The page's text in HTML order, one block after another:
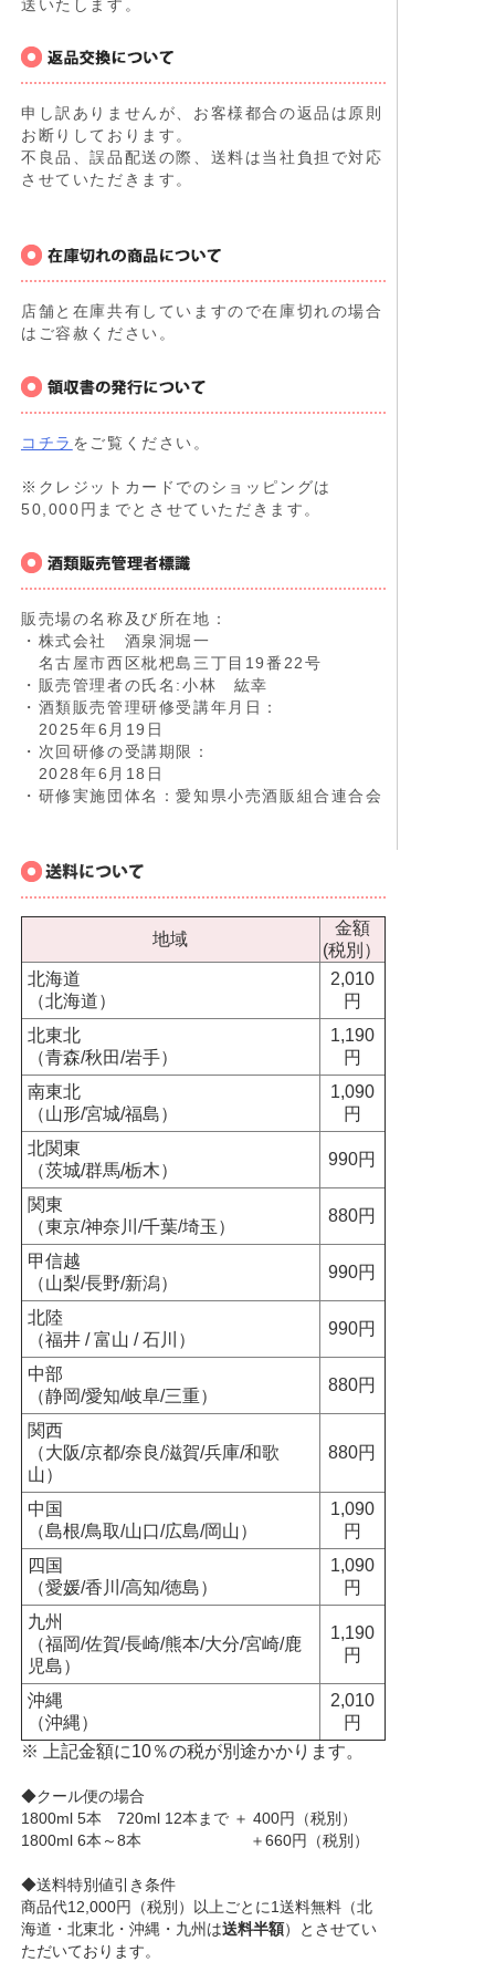
送いたします。
申し訳ありませんが、お客様都合の返品は原則
お断りしております。
不良品、誤品配送の際、送料は当社負担で対応
させていただきます。
店舗と在庫共有していますので在庫切れの場合
はご容赦ください。
コチラ をご覧ください。
※クレジットカードでのショッピングは
50,000円までとさせていただきます。
販売場の名称及び所在地：
・株式会社 酒泉洞堀一
名古屋市西区枇杷島三丁目19番22号
・販売管理者の氏名:小林 紘幸
・酒類販売管理研修受講年月日：
2025年6月19日
・次回研修の受講期限：
2028年6月18日
・研修実施団体名：愛知県小売酒販組合連合会
地域
金額
(税別）
北海道
（北海道）
2,010
円
北東北
（青森/秋田/岩手）
1,190
円
南東北
（山形/宮城/福島）
1,090
円
北関東
（茨城/群馬/栃木）
990円
関東
（東京/神奈川/千葉/埼玉）
880円
甲信越
（山梨/長野/新潟）
990円
北陸
（福井 / 富山 / 石川）
990円
中部
（静岡/愛知/岐阜/三重）
880円
関西
（大阪/京都/奈良/滋賀/兵庫/和歌
山）
880円
中国
（島根/鳥取/山口/広島/岡山）
1,090
円
四国
（愛媛/香川/高知/徳島）
1,090
円
九州
（福岡/佐賀/長崎/熊本/大分/宮崎/鹿
児島）
1,190
円
沖縄
（沖縄）
2,010
円
※ 上記金額に10％の税が別途かかります。
◆クール便の場合
1800ml 5本 720ml 12本まで ＋ 400円（税別）
1800ml 6本～8本 ＋660円（税別）
◆送料特別値引き条件
商品代12,000円（税別）以上ごとに1送料無料（北
海道・北東北・沖縄・九州は送料半額）とさせてい
ただいております。